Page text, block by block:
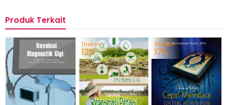
Produk Terkait
Diskon
12%
Diskon
17%